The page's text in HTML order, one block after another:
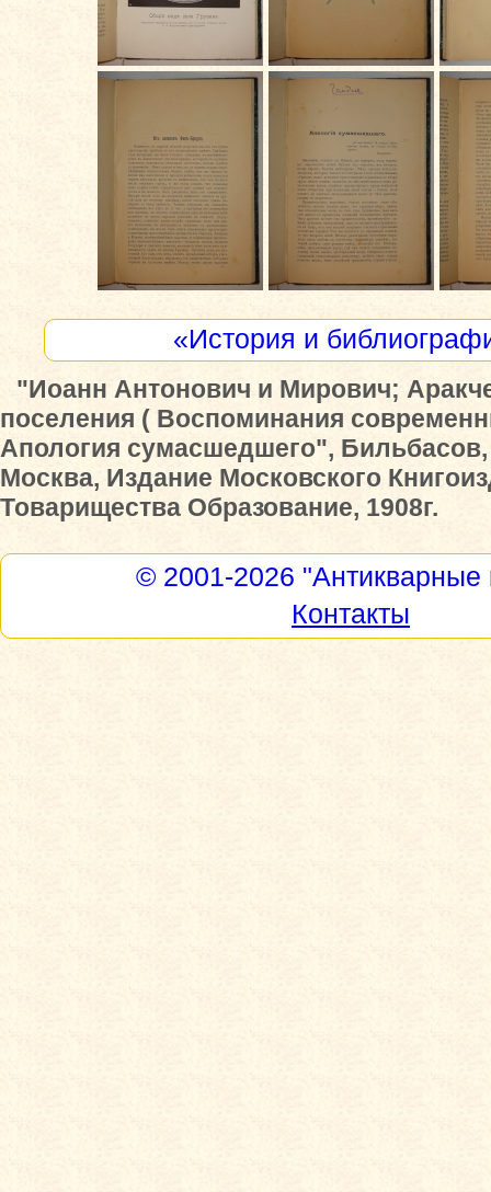
«История и
"Иоанн Антонович и Мирович;
поселения ( Воспоминания
Апология сумасшедшего",
Москва, Издание Московского
Товарищества Образование, 1908г.
© 2001-2026 "Антикварные
Контакты